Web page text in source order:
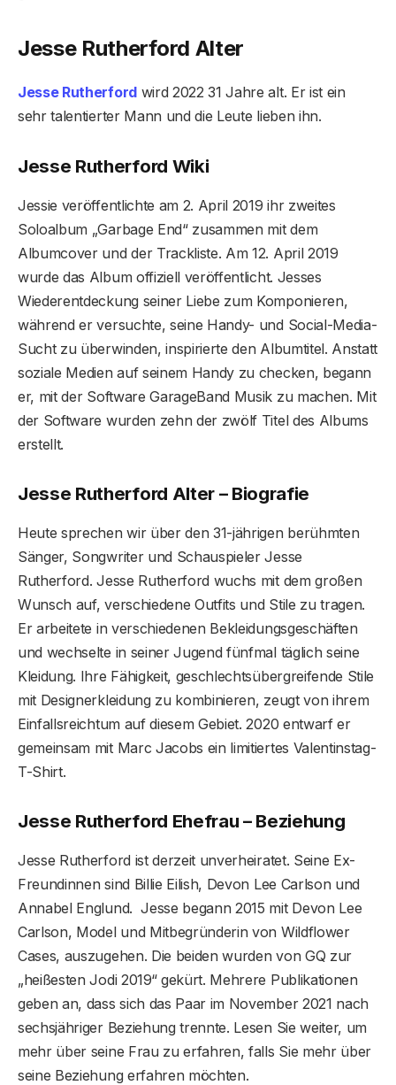
Jesse Rutherford Alter
Jesse Rutherfordwird 2022 31 Jahre alt. Er ist ein
sehr talentierter Mann und die Leute lieben ihn.
Jesse Rutherford Wiki
Jessie veröffentlichte am 2. April 2019 ihr zweites
Soloalbum „Garbage End“ zusammen mit dem
Albumcover und der Trackliste. Am 12. April 2019
wurde das Album offiziell veröffentlicht. Jesses
Wiederentdeckung seiner Liebe zum Komponieren,
während er versuchte, seine Handy- und Social-Media-
Sucht zu überwinden, inspirierte den Albumtitel. Anstatt
soziale Medien auf seinem Handy zu checken, begann
er, mit der Software GarageBand Musik zu machen. Mit
der Software wurden zehn der zwölf Titel des Albums
erstellt.
Jesse Rutherford Alter – Biografie
Heute sprechen wir über den 31-jährigen berühmten
Sänger, Songwriter und Schauspieler Jesse
Rutherford. Jesse Rutherford wuchs mit dem großen
Wunsch auf, verschiedene Outfits und Stile zu tragen.
Er arbeitete in verschiedenen Bekleidungsgeschäften
und wechselte in seiner Jugend fünfmal täglich seine
Kleidung. Ihre Fähigkeit, geschlechtsübergreifende Stile
mit Designerkleidung zu kombinieren, zeugt von ihrem
Einfallsreichtum auf diesem Gebiet. 2020 entwarf er
gemeinsam mit Marc Jacobs ein limitiertes Valentinstag-
T-Shirt.
Jesse Rutherford Ehefrau – Beziehung
Jesse Rutherford ist derzeit unverheiratet. Seine Ex-
Freundinnen sind Billie Eilish, Devon Lee Carlson und
Annabel Englund. Jesse begann 2015 mit Devon Lee
Carlson, Model und Mitbegründerin von Wildflower
Cases, auszugehen. Die beiden wurden von GQ zur
„heißesten Jodi 2019“ gekürt. Mehrere Publikationen
geben an, dass sich das Paar im November 2021 nach
sechsjähriger Beziehung trennte. Lesen Sie weiter, um
mehr über seine Frau zu erfahren, falls Sie mehr über
seine Beziehung erfahren möchten.